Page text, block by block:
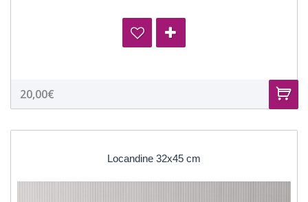
20,00€
Locandine 32x45 cm